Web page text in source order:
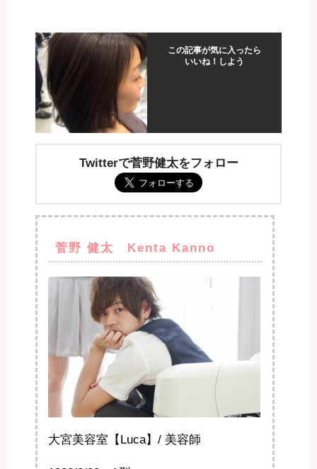
この記事が気に入ったら
いいね！しよう
Twitterで菅野健太をフォロー
菅野 健太 Kenta Kanno
大宮美容室【Luca】/ 美容師